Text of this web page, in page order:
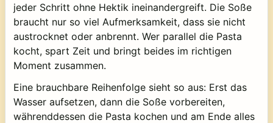
jeder Schritt ohne Hektik ineinandergreift. Die Soße
braucht nur so viel Aufmerksamkeit, dass sie nicht
austrocknet oder anbrennt. Wer parallel die Pasta
kocht, spart Zeit und bringt beides im richtigen
Moment zusammen.
Eine brauchbare Reihenfolge sieht so aus: Erst das
Wasser aufsetzen, dann die Soße vorbereiten,
währenddessen die Pasta kochen und am Ende alles